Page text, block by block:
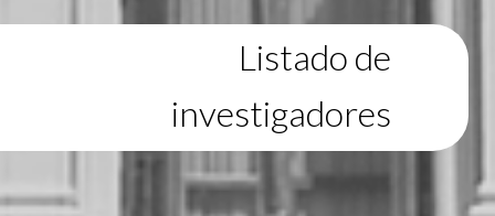
Listado de
investigadores